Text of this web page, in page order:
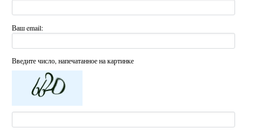
Ваш email:
Введите число, напечатанное на картинке